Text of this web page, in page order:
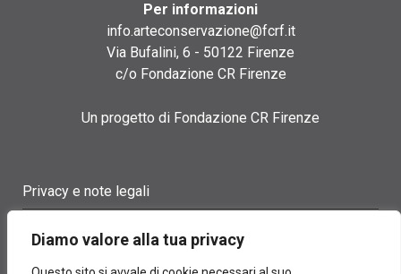
Diamo valore alla tua privacy
Per informazioni
info.arteconservazione@fcrf.it
Via Bufalini, 6 - 50122 Firenze
c/o Fondazione CR Firenze
Un progetto di Fondazione CR Firenze
Privacy e note legali
Cookie policy